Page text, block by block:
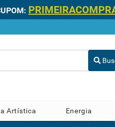
Artística Energia